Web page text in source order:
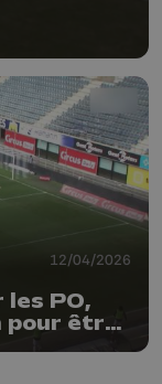
12/04/2026
les PO,
pour être